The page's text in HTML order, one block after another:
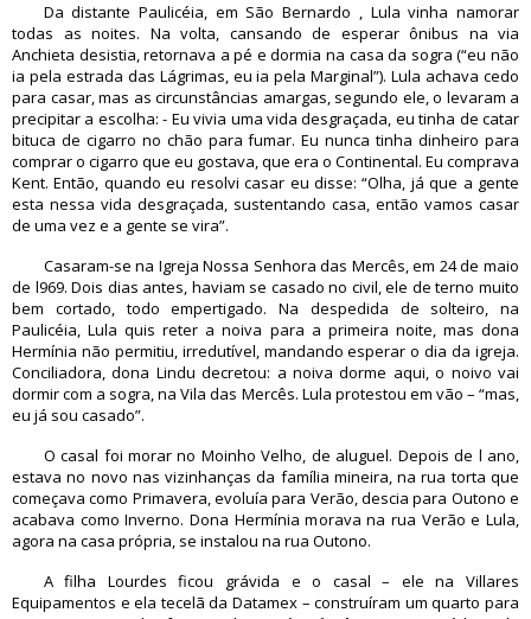
Da distante Paulicéia, em São Bernardo , Lula vinha namorar
todas as noites. Na volta, cansando de esperar ônibus na via
Anchieta desistia, retornava a pé e dormia na casa da sogra (“eu não
ia pela estrada das Lágrimas, eu ia pela Marginal”). Lula achava cedo
para casar, mas as circunstâncias amargas, segundo ele, o levaram a
precipitar a escolha: - Eu vivia uma vida desgraçada, eu tinha de catar
bituca de cigarro no chão para fumar. Eu nunca tinha dinheiro para
comprar o cigarro que eu gostava, que era o Continental. Eu comprava
Kent. Então, quando eu resolvi casar eu disse: “Olha, já que a gente
esta nessa vida desgraçada, sustentando casa, então vamos casar
de uma vez e a gente se vira”.
Casaram-se na Igreja Nossa Senhora das Mercês, em 24 de maio
de l969. Dois dias antes, haviam se casado no civil, ele de terno muito
bem cortado, todo empertigado. Na despedida de solteiro, na
Paulicéia, Lula quis reter a noiva para a primeira noite, mas dona
Hermínia não permitiu, irredutível, mandando esperar o dia da igreja.
Conciliadora, dona Lindu decretou: a noiva dorme aqui, o noivo vai
dormir com a sogra, na Vila das Mercês. Lula protestou em vão – “mas,
eu já sou casado”.
O casal foi morar no Moinho Velho, de aluguel. Depois de l ano,
estava no novo nas vizinhanças da família mineira, na rua torta que
começava como Primavera, evoluía para Verão, descia para Outono e
acabava como Inverno. Dona Hermínia morava na rua Verão e Lula,
agora na casa própria, se instalou na rua Outono.
A filha Lourdes ficou grávida e o casal – ele na Villares
Equipamentos e ela tecelã da Datamex – construíram um quarto para